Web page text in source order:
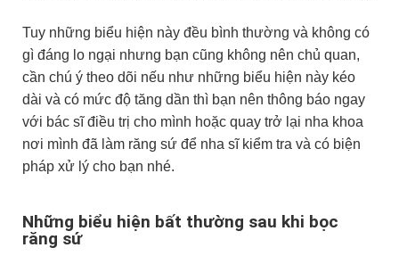
Tuy những biểu hiện này đều bình thường và không có
gì đáng lo ngại nhưng bạn cũng không nên chủ quan,
cần chú ý theo dõi nếu như những biểu hiện này kéo
dài và có mức độ tăng dần thì bạn nên thông báo ngay
với bác sĩ điều trị cho mình hoặc quay trở lại nha khoa
nơi mình đã làm răng sứ để nha sĩ kiểm tra và có biện
pháp xử lý cho bạn nhé.
Những biểu hiện bất thường sau khi bọc
răng sứ